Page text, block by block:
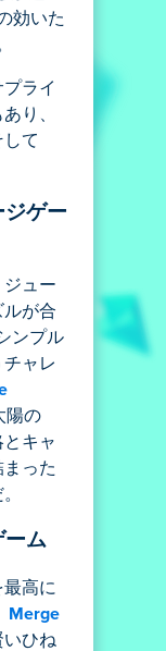
効いた
ライ
り、
て
ジゲー
ュー
ルが合
ンプル
ャレ
陽の
キャ
った
ーム
高に
Merge
いひね